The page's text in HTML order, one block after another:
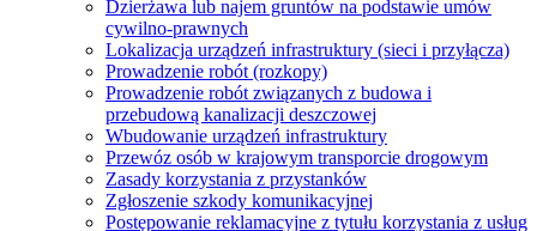
Dzierżawa lub najem gruntów na podstawie umów
cywilno-prawnych
Lokalizacja urządzeń infrastruktury (sieci i przyłącza)
Prowadzenie robót (rozkopy)
Prowadzenie robót związanych z budowa i
przebudową kanalizacji deszczowej
Wbudowanie urządzeń infrastruktury
Przewóz osób w krajowym transporcie drogowym
Zasady korzystania z przystanków
Zgłoszenie szkody komunikacyjnej
Postępowanie reklamacyjne z tytułu korzystania z usług